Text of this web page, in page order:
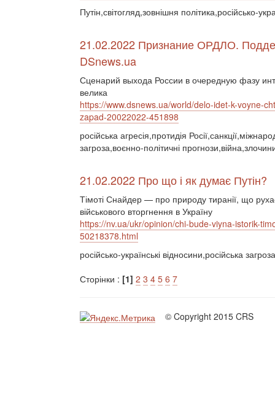
Путін,світогляд,зовнішня політика,російсько-
21.02.2022 Признание ОРДЛО.
DSnews.ua
Сценарий выхода России в очередную фазу
велика
https://www.dsnews.ua/world/delo-idet-k-voyne-
zapad-20022022-451898
російська агресія,протидія
загроза,воєнно-політичні
21.02.2022 Про що і як думає Путін?
Тімоті Снайдер — про природу тиранії, що
військового вторгнення в Україну
https://nv.ua/ukr/opinion/chi-bude-viyna-istorik-
50218378.html
російсько-українські відносини,російська
Сторінки : [1] 2 3 4 5 6 7
© Copyright 2015 CRS